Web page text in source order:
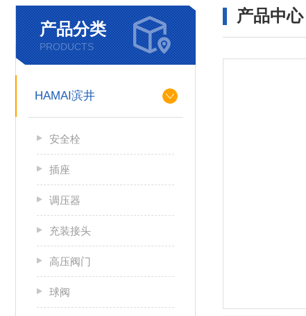
产品分类
PRODUCTS
HAMAI滨井
安全栓
插座
调压器
充装接头
高压阀门
球阀
产品中心